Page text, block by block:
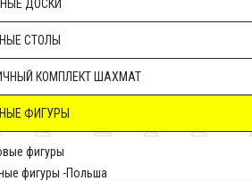
ДОСКИ
СТОЛЫ
КОМПЛЕКТ ШАХМАТ
ФИГУРЫ
фигуры
фигуры -Польша